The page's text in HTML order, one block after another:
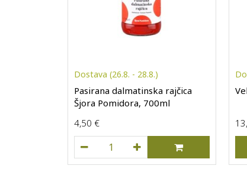
Dostava (26.8. - 28.8.)
Pasirana dalmatinska rajčica
Šjora Pomidora, 700ml
4,50 €
Pasirana dalmatinska rajčica Šjora